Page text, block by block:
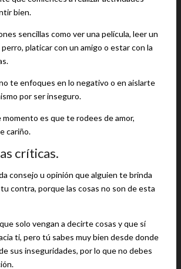
bien.
sencillas como ver una película, leer un
platicar con un amigo o estar con la
te enfoques en lo negativo o en aislarte
por ser inseguro.
es que te rodees de amor,
cariño.
críticas.
consejo u opinión que alguien te brinda
contra, porque las cosas no son de esta
solo vengan a decirte cosas y que sí
ti, pero tú sabes muy bien desde donde
sus inseguridades, por lo que no debes